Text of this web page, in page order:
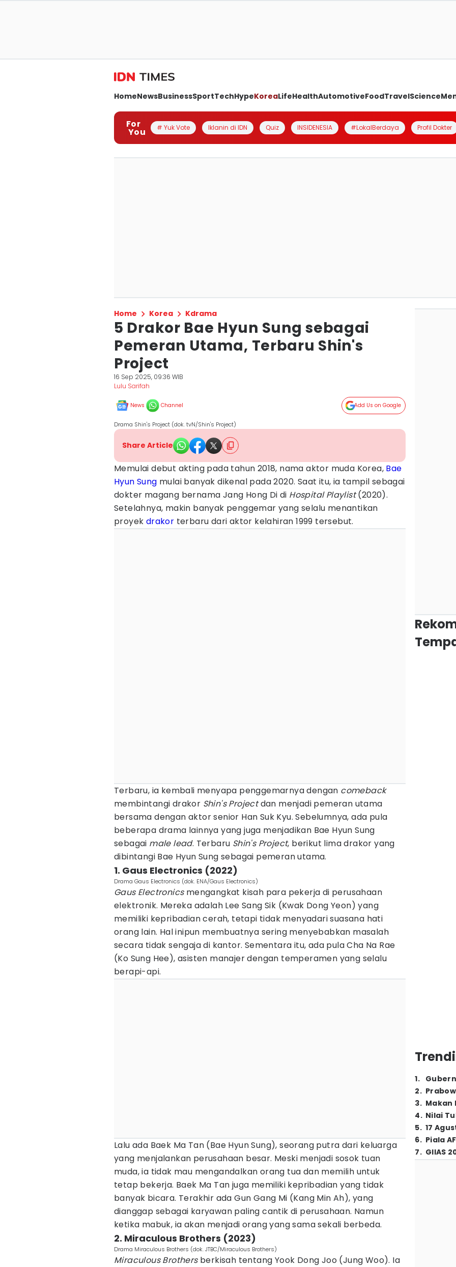
HomeNewsBusinessSportTechHypeKoreaLifeHealthAutomotiveFoodTravelScience
For
You # Yuk Vote Iklanin di IDN Quiz INSIDENESIA #LokalBerdaya Profil Dokter
Home Korea Kdrama
5 Drakor Bae Hyun Sung sebagai
Pemeran Utama, Terbaru Shin's
Project
16 Sep 2025, 09:36 WIB
Lulu Sarifah
News Channel Add Us on Google
Drama Shin's Project (dok. tvN/Shin's Project)
Share Article
Memulai debut akting pada tahun 2018, nama aktor muda Korea, Bae
Hyun Sung mulai banyak dikenal pada 2020. Saat itu, ia tampil sebagai
dokter magang bernama Jang Hong Di di Hospital Playlist(2020).
Setelahnya, makin banyak penggemar yang selalu menantikan
proyek drakor terbaru dari aktor kelahiran 1999 tersebut.
Terbaru, ia kembali menyapa penggemarnya dengan comeback
membintangi drakor Shin's Projectdan menjadi pemeran utama
bersama dengan aktor senior Han Suk Kyu. Sebelumnya, ada pula
beberapa drama lainnya yang juga menjadikan Bae Hyun Sung
sebagai male lead. Terbaru Shin's Project, berikut lima drakor yang
dibintangi Bae Hyun Sung sebagai pemeran utama.
1. Gaus Electronics (2022)
Drama Gaus Electronics (dok. ENA/Gaus Electronics)
Gaus Electronicsmengangkat kisah para pekerja di perusahaan
elektronik. Mereka adalah Lee Sang Sik (Kwak Dong Yeon) yang
memiliki kepribadian cerah, tetapi tidak menyadari suasana hati
orang lain. Hal inipun membuatnya sering menyebabkan masalah
secara tidak sengaja di kantor. Sementara itu, ada pula Cha Na Rae
(Ko Sung Hee), asisten manajer dengan temperamen yang selalu
berapi-api.
Lalu ada Baek Ma Tan (Bae Hyun Sung), seorang putra dari keluarga
yang menjalankan perusahaan besar. Meski menjadi sosok tuan
muda, ia tidak mau mengandalkan orang tua dan memilih untuk
tetap bekerja. Baek Ma Tan juga memiliki kepribadian yang tidak
banyak bicara. Terakhir ada Gun Gang Mi (Kang Min Ah), yang
dianggap sebagai karyawan paling cantik di perusahaan. Namun
ketika mabuk, ia akan menjadi orang yang sama sekali berbeda.
2. Miraculous Brothers (2023)
Drama Miraculous Brothers (dok. JTBC/Miraculous Brothers)
Miraculous Brothersberkisah tentang Yook Dong Joo (Jung Woo). Ia
1.
2.
3. Makan
4. Nilai
5. 17
6. Piala
7. GIIAS